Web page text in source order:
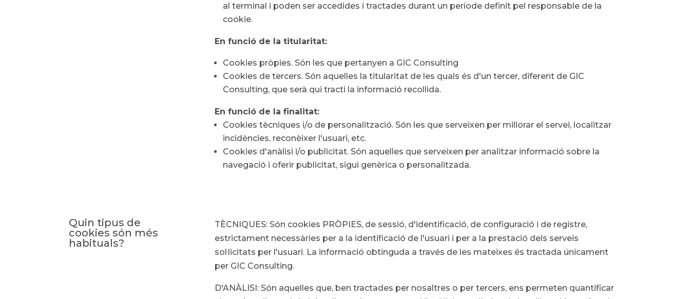
al terminal i poden ser accedides i tractades durant un període definit pel responsable de la
cookie.
En funció de la titularitat:
Cookies pròpies. Són les que pertanyen a GIC Consulting
Cookies de tercers. Són aquelles la titularitat de les quals és d'un tercer, diferent de GIC
Consulting, que serà qui tracti la informació recollida.
En funció de la finalitat:
Cookies tècniques i/o de personalització. Són les que serveixen per millorar el servei, localitzar
incidències, reconèixer l'usuari, etc.
Cookies d'anàlisi i/o publicitat. Són aquelles que serveixen per analitzar informació sobre la
navegació i oferir publicitat, sigui genèrica o personalitzada.
Quin tipus de
cookies són més
habituals?
TÈCNIQUES: Són cookies PRÒPIES, de sessió, d'identificació, de configuració i de registre,
estrictament necessàries per a la identificació de l'usuari i per a la prestació dels serveis
sol·licitats per l'usuari. La informació obtinguda a través de les mateixes és tractada únicament
per GIC Consulting.
D'ANÀLISI: Són aquelles que, ben tractades per nosaltres o per tercers, ens permeten quantificar